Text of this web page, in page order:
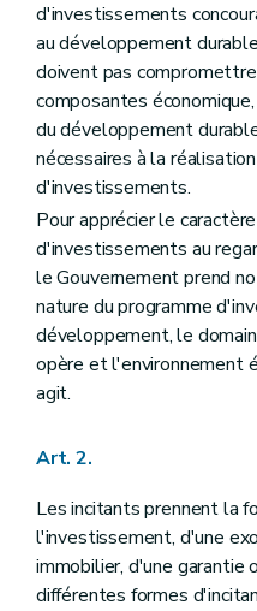
d'investissements
au développement
doivent pas
composantes
du développement
nécessaires à la
d'investissements.
Pour apprécier le
d'investissements au
le Gouvernement prend
nature du programme
développement, le
opère et l'environnement
agit.
Art. 2.
Les incitants prennent la
l'investissement, d'une
immobilier, d'une garantie
différentes formes